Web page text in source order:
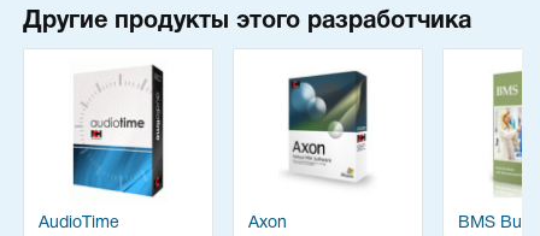
Другие продукты этого разработчика
AudioTime Axon
BMS